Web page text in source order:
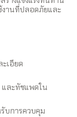
านที่ปลอดภัยและ
เอียด
ละทัชแพดใน
บการควบคุม